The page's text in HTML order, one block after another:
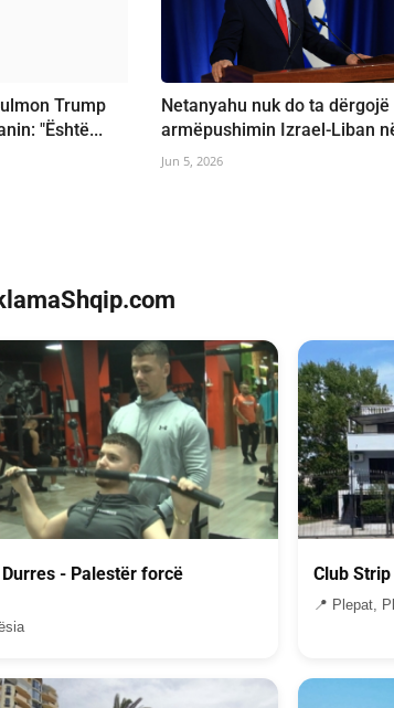
Trump
"Është...
Netanyahu nuk do ta dërgojë
armëpushimin Izrael-Liban
Jun 5, 2026
- Palestër forcë
Club
📍 Plepat,